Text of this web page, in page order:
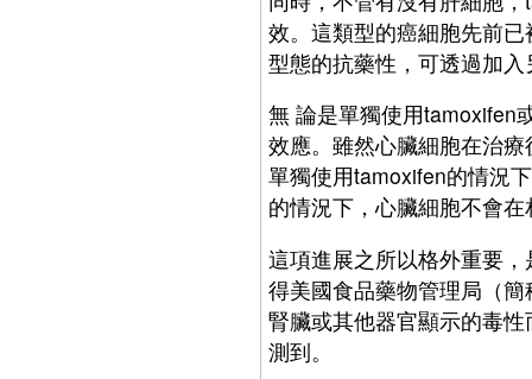
效。這類型的癌細胞先前
型態的抗藥性，可透過加
無 論是單獨使用tamoxifen
效應。雖然心臟細胞在治
單獨使用tamoxifen的情況
的情況下，心臟細胞不會
這項進展之所以格外重要
得美國食品藥物管理局（
腎臟或其他器官顯示的毒
測到。